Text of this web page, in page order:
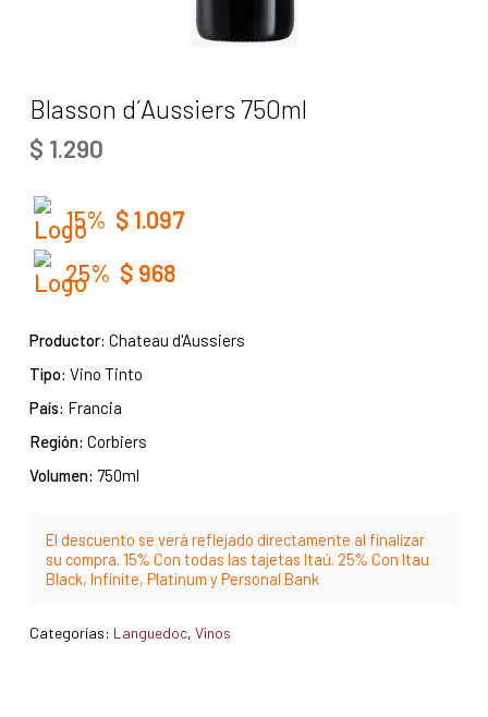
Blasson d´Aussiers 750ml
$ 1.290
15% $1.097
25% $ 968
Productor: Chateau d'Aussiers
Tipo: Vino Tinto
País: Francia
Región: Corbiers
Volumen: 750ml
El descuento se verá reflejado directamente al finalizar
su compra. 15% Con todas las tajetas Itaú. 25% Con Itau
Black, Infinite, Platinum y Personal Bank
Categorías: Languedoc, Vinos